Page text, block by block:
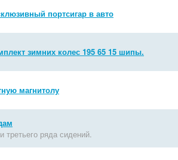
портсигар в авто
зимних колес 195 65 15 шипы.
магнитолу
третьего ряда сидений.